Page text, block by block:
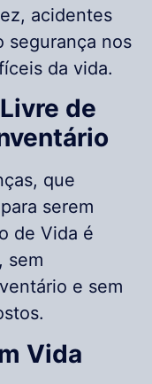
acidentes
segurança nos
da vida.
de
que
serem
de Vida é
sem
e sem
Vida